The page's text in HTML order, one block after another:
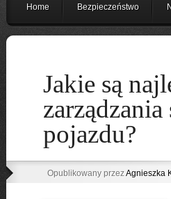
Home Bezpieczeństwo
Jakie są
pojazdu?
Opublikowany przezAgnieszka